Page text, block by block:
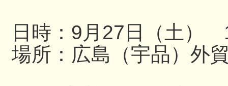
日時：9月27日（土）
場所：広島（宇品）外